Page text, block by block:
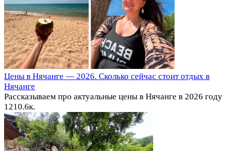
Цены в Нячанге — 2026. Сколько сейчас стоит отдых в
Нячанге
Рассказываем про актуальные цены в Нячанге в 2026 году
1210.6к.